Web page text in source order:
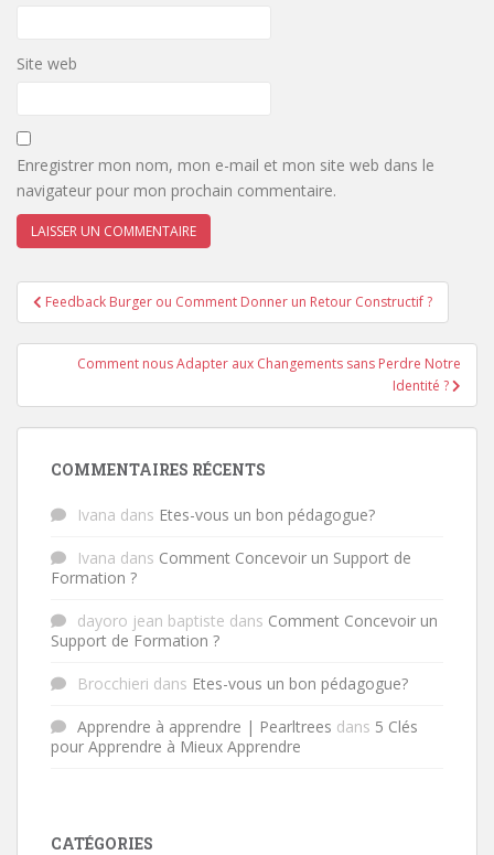
Site web
Enregistrer mon nom, mon e-mail et mon site web dans le
navigateur pour mon prochain commentaire.
Navigation de l’article
Feedback Burger ou Comment Donner un Retour Constructif ?
Comment nous Adapter aux Changements sans Perdre Notre
Identité ?
COMMENTAIRES RÉCENTS
Ivana dans Etes-vous un bon pédagogue?
Ivana dans Comment Concevoir un Support de
Formation ?
dayoro jean baptiste dans Comment Concevoir un
Support de Formation ?
Brocchieri dans Etes-vous un bon pédagogue?
Apprendre à apprendre | Pearltrees dans 5 Clés
pour Apprendre à Mieux Apprendre
CATÉGORIES